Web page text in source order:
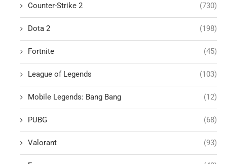
Counter-Strike 2 (730)
Dota 2 (198)
Fortnite (45)
League of Legends (103)
Mobile Legends: Bang Bang (12)
PUBG (68)
Valorant (93)